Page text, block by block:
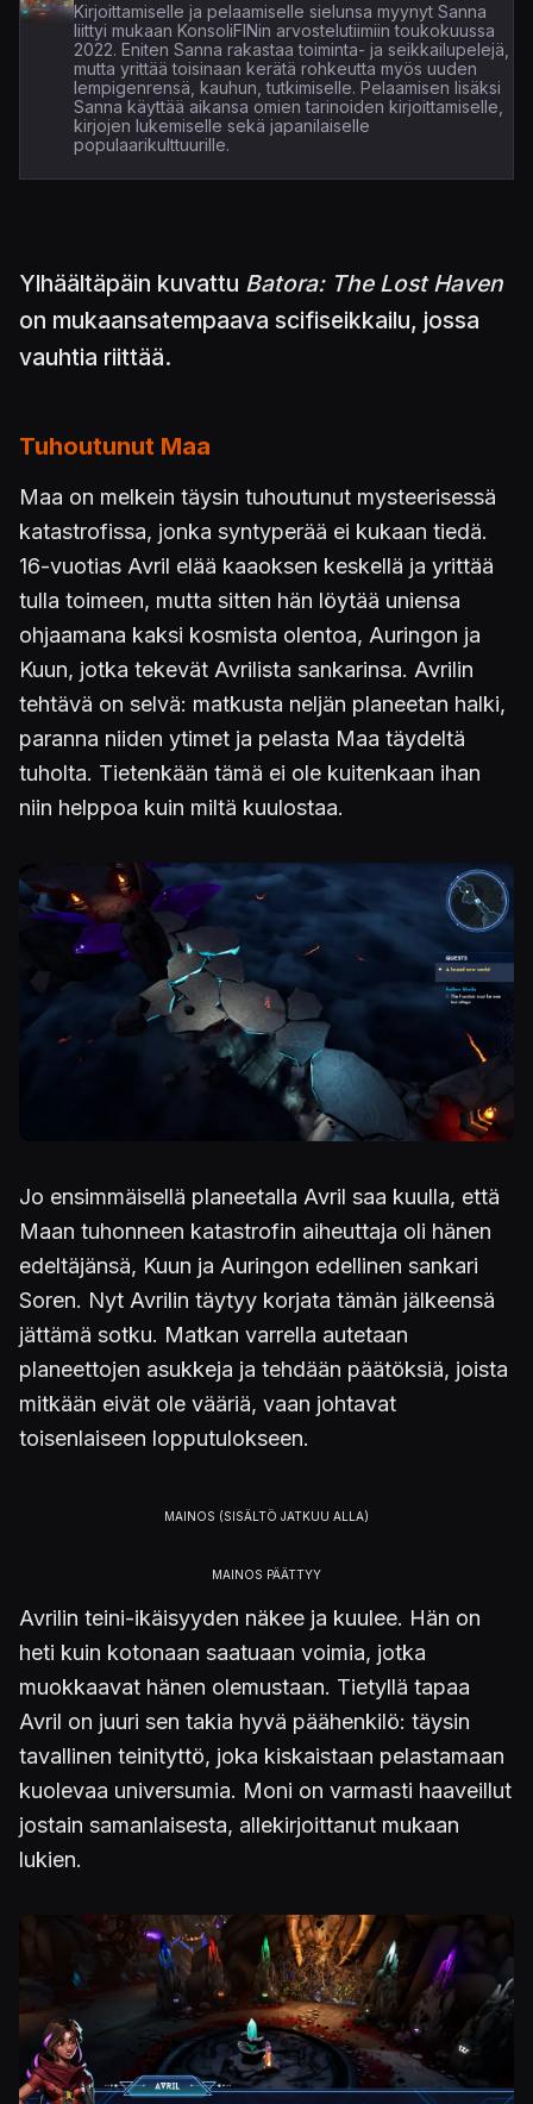
Kirjoittamiselle ja pelaamiselle sielunsa myynyt Sanna
liittyi mukaan KonsoliFINin arvostelutiimiin toukokuussa
2022. Eniten Sanna rakastaa toiminta- ja seikkailupelejä,
mutta yrittää toisinaan kerätä rohkeutta myös uuden
lempigenrensä, kauhun, tutkimiselle. Pelaamisen lisäksi
Sanna käyttää aikansa omien tarinoiden kirjoittamiselle,
kirjojen lukemiselle sekä japanilaiselle
populaarikulttuurille.
Ylhäältäpäin kuvattu Batora: The Lost Haven
on mukaansatempaava scifiseikkailu, jossa
vauhtia riittää.
Tuhoutunut Maa
Maa on melkein täysin tuhoutunut mysteerisessä
katastrofissa, jonka syntyperää ei kukaan tiedä.
16-vuotias Avril elää kaaoksen keskellä ja yrittää
tulla toimeen, mutta sitten hän löytää uniensa
ohjaamana kaksi kosmista olentoa, Auringon ja
Kuun, jotka tekevät Avrilista sankarinsa. Avrilin
tehtävä on selvä: matkusta neljän planeetan halki,
paranna niiden ytimet ja pelasta Maa täydeltä
tuholta. Tietenkään tämä ei ole kuitenkaan ihan
niin helppoa kuin miltä kuulostaa.
Kuva
Jo ensimmäisellä planeetalla Avril saa kuulla, että
Maan tuhonneen katastrofin aiheuttaja oli hänen
edeltäjänsä, Kuun ja Auringon edellinen sankari
Soren. Nyt Avrilin täytyy korjata tämän jälkeensä
jättämä sotku. Matkan varrella autetaan
planeettojen asukkeja ja tehdään päätöksiä, joista
mitkään eivät ole vääriä, vaan johtavat
toisenlaiseen lopputulokseen.
Avrilin teini-ikäisyyden näkee ja kuulee. Hän on
heti kuin kotonaan saatuaan voimia, jotka
muokkaavat hänen olemustaan. Tietyllä tapaa
Avril on juuri sen takia hyvä päähenkilö: täysin
tavallinen teinityttö, joka kiskaistaan pelastamaan
kuolevaa universumia. Moni on varmasti haaveillut
jostain samanlaisesta, allekirjoittanut mukaan
lukien.
Kuva